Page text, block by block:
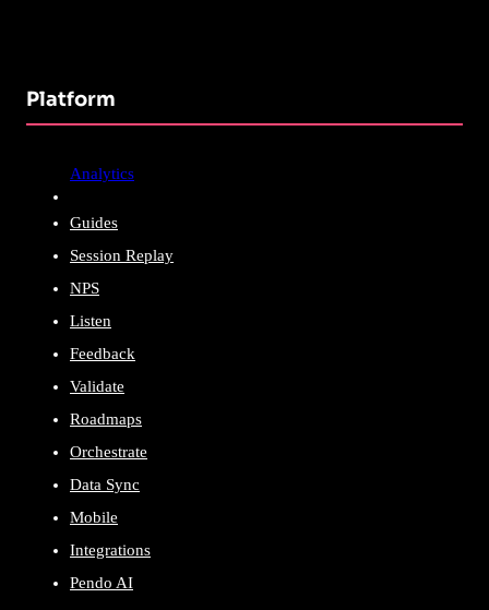
Platform
Analytics
Guides
Session Replay
NPS
Listen
Feedback
Validate
Roadmaps
Orchestrate
Data Sync
Mobile
Integrations
Pendo AI